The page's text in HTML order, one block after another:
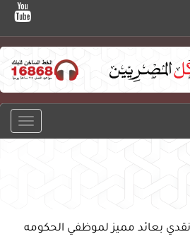
بعائد مميز لموظفي الحكومه